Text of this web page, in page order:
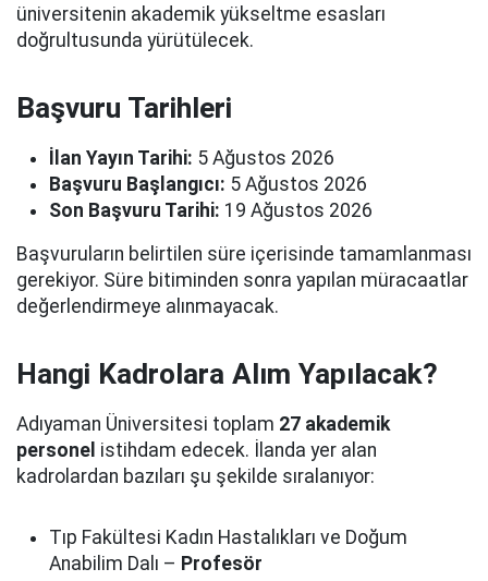
üniversitenin akademik yükseltme esasları
doğrultusunda yürütülecek.
Başvuru Tarihleri
İlan Yayın Tarihi: 5 Ağustos 2026
Başvuru Başlangıcı: 5 Ağustos 2026
Son Başvuru Tarihi: 19 Ağustos 2026
Başvuruların belirtilen süre içerisinde tamamlanması
gerekiyor. Süre bitiminden sonra yapılan müracaatlar
değerlendirmeye alınmayacak.
Hangi Kadrolara Alım Yapılacak?
Adıyaman Üniversitesi toplam 27 akademik
personel istihdam edecek. İlanda yer alan
kadrolardan bazıları şu şekilde sıralanıyor:
Tıp Fakültesi Kadın Hastalıkları ve Doğum
Anabilim Dalı – Profesör